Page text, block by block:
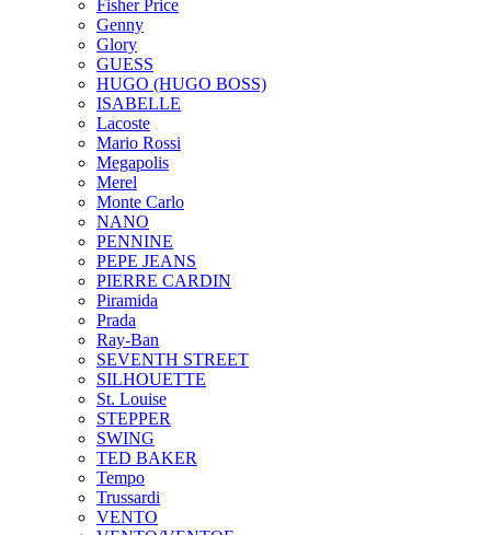
Fisher Price
Genny
Glory
GUESS
HUGO (HUGO BOSS)
ISABELLE
Lacoste
Mario Rossi
Megapolis
Merel
Monte Carlo
NANO
PENNINE
PEPE JEANS
PIERRE CARDIN
Piramida
Prada
Ray-Ban
SEVENTH STREET
SILHOUETTE
St. Louise
STEPPER
SWING
TED BAKER
Tempo
Trussardi
VENTO